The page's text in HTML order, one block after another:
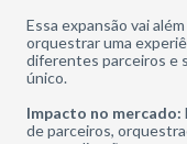
Essa expansão vai
orquestrar uma
diferentes parceiros e
único.
Impacto no mercado:
de parceiros,